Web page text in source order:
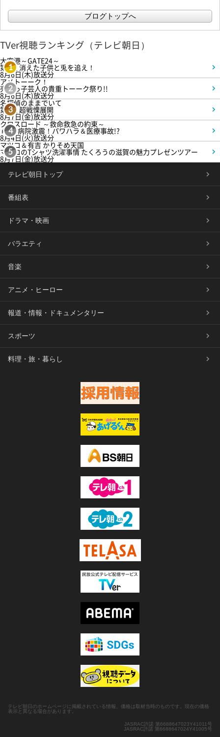
ブログトップへ
TVer視聴ランキング（テレビ朝日）
1
大空港～GATE24～
第3話 消えた子供と兎を追え！
8月6日(木)放送分
2
アメトーーク！
売れっ子芸人の貴重トーーク祭り!!
8月6日(木)放送分
3
名探偵のままでいて
第4話 超戦慄展開
8月7日(金)放送分
4
クロスロード ～救命救急の約束～
＃5 病院激震！パワハラ＆医療事故!?
8月4日(火)放送分
5
マツコ＆有吉 かりそめ天国
マツコのTシャツ洗濯事情 たくろうの滋賀の魅力プレゼンツアー
8月7日(金)放送分
テレビ朝日トップ
番組表
ドラマ・映画
バラエティ
音楽
アニメ・ヒーロー
報道・情報・ドキュメンタリー
スポーツ
料理・旅・暮らし
テレビ朝日のホームページに掲載されている情報、価格は取材当時のものです。現在の価格
表示と異なる場合があります。
JASRAC許諾 第6688647023Y41011号
JASRAC許諾 第6688647024Y41005号